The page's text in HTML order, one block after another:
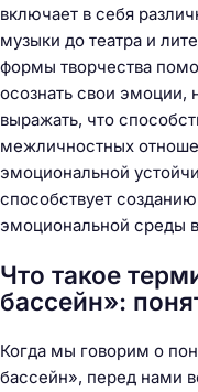
включает в себя
музыки до театра и
формы творчества
осознать свои эмоции,
выражать, что
межличностных
эмоциональной
способствует
эмоциональной среды
Что такое
бассейн»:
Когда мы говорим о
бассейн», перед нами